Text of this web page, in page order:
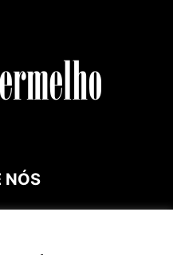
NÓS